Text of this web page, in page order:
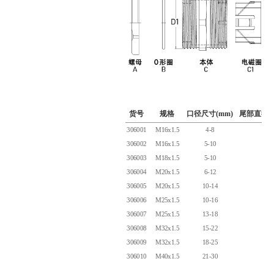
货号 规格 口径尺寸(mm) 尾部直径
306001 M16x1.5 4-8
306002
M16x1.5 5-10
306003
M18x1.5 5-10
306004
M20x1.5 6-12
306005
M20x1.5 10-14
306006
M25x1.5 10-16
306007
M25x1.5 13-18
306008
M32x1.5 15-22
306009
M32x1.5 18-25
306010
M40x1.5 21-30